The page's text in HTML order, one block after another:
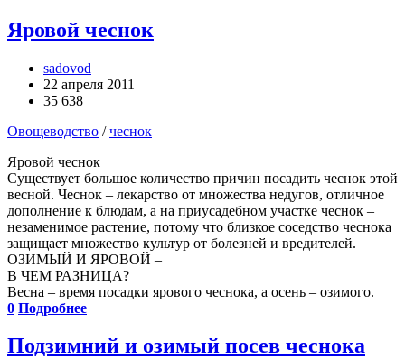
Яровой чеснок
sadovod
22 апреля 2011
35 638
Овощеводство /чеснок
Яровой чеснок
Существует большое количество причин посадить чеснок этой
весной. Чеснок – лекарство от множества недугов, отличное
дополнение к блюдам, а на приусадебном участке чеснок –
незаменимое растение, потому что близкое соседство чеснока
защищает множество культур от болезней и вредителей.
ОЗИМЫЙ И ЯРОВОЙ –
В ЧЕМ РАЗНИЦА?
Весна – время посадки ярового чеснока, а осень – озимого.
0 Подробнее
Подзимний и озимый посев чеснока